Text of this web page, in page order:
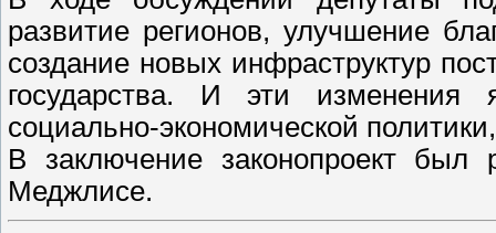
развитие регионов, улучшение
создание новых инфраструктур
государства. И эти изменения
социально-экономической
В заключение законопроект
Меджлисе.